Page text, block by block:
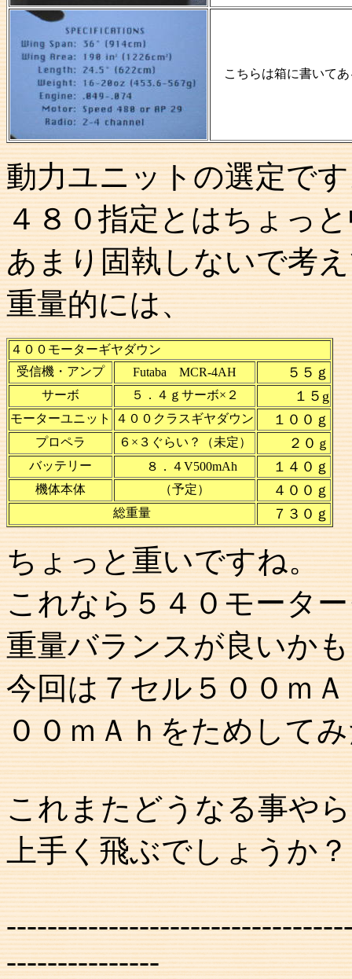
こちらは箱に書いて
動力ユニットの選定で
４８０指定とはちょっ
あまり固執しないで考
重量的には、
４００モーターギヤダウン
受信機・アンプ
Futaba MCR-4AH ５５ｇ
サーボ ５．４ｇサーボ×２ １５ g
モーターユニット ４００クラスギヤダウン １００ｇ
プロペラ ６×３ぐらい？（未定） ２０ ｇ
バッテリー
８．４V500mAh １４０ｇ
機体本体 （予定） ４００ｇ
総重量 ７３０ｇ
ちょっと重いですね。
これなら５４０モータ
重量バランスが良いか
今回は７セル５００ｍ
００ｍＡｈをためして
これまたどうなる事や
上手く飛ぶでしょうか？
---------------